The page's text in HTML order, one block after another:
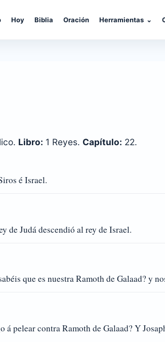
Hoy Biblia Oración Herramientas ⌄
Libro: 1 Reyes. Capítulo: 22.
é Israel.
de Judá descendió al rey de Israel.
que es nuestra Ramoth de Galaad? y
pelear contra Ramoth de Galaad? Y